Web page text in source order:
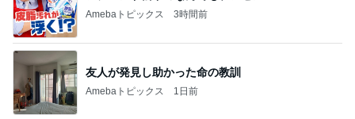
Amebaトピックス 3時間前
友人が発見し助かった命の教訓
Amebaトピックス 1日前